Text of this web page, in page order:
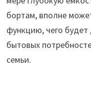
бортам, вполне
функцию, чего
бытовых
семьи.